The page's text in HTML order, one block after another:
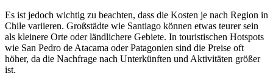
Es ist jedoch wichtig zu beachten, dass die Kosten je nach Region in
Chile variieren. Großstädte wie Santiago können etwas teurer sein
als kleinere Orte oder ländlichere Gebiete. In touristischen Hotspots
wie San Pedro de Atacama oder Patagonien sind die Preise oft
höher, da die Nachfrage nach Unterkünften und Aktivitäten größer
ist.